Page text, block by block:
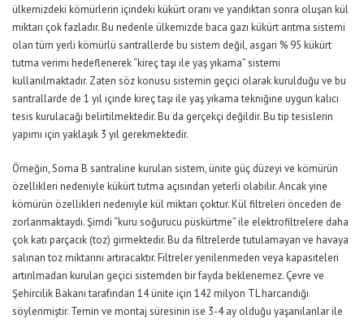
ülkemizdeki kömürlerin içindeki kükürt oranı ve yandıktan sonra oluşan kül
miktarı çok fazladır. Bu nedenle ülkemizde baca gazı kükürt arıtma sistemi
olan tüm yerli kömürlü santrallerde bu sistem değil, asgari % 95 kükürt
tutma verimi hedeflenerek “kireç taşı ile yaş yıkama” sistemi
kullanılmaktadır. Zaten söz konusu sistemin geçici olarak kurulduğu ve bu
santrallarde de 1 yıl içinde kireç taşı ile yaş yıkama tekniğine uygun kalıcı
tesis kurulacağı belirtilmektedir. Bu da gerçekçi değildir. Bu tip tesislerin
yapımı için yaklaşık 3 yıl gerekmektedir.
Örneğin, Soma B santraline kurulan sistem, ünite güç düzeyi ve kömürün
özellikleri nedeniyle kükürt tutma açısından yeterli olabilir. Ancak yine
kömürün özellikleri nedeniyle kül miktarı çoktur. Kül filtreleri önceden de
zorlanmaktaydı. Şimdi “kuru soğurucu püskürtme” ile elektrofiltrelere daha
çok katı parçacık (toz) girmektedir. Bu da filtrelerde tutulamayan ve havaya
salınan toz miktarını artıracaktır. Filtreler yenilenmeden veya kapasiteleri
artırılmadan kurulan geçici sistemden bir fayda beklenemez. Çevre ve
Şehircilik Bakanı tarafından 14 ünite için 142 milyon TL harcandığı
söylenmiştir. Temin ve montaj süresinin ise 3-4 ay olduğu yaşanılanlar ile